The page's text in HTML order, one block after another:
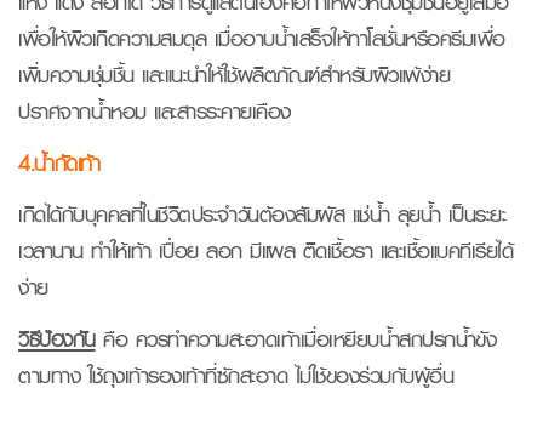
เพื่อให้ผิวเกิดความสมดุล เมื่ออาบน้ำเสร็จให้ทาโลชั่นหรือครีมเพื่อ
เพิ่มความชุ่มชื้น และแนะนำให้ใช้ผลิตภัณฑ์สำหรับผิวแพ้ง่าย
ปราศจากน้ำหอม และสารระคายเคือง
4.น้ำกัดเท้า
เกิดได้กับบุคคลที่ในชีวิตประจำวันต้องสัมผัส แช่น้ำ ลุยน้ำ เป็นระยะ
เวลานาน ทำให้เท้า เปื่อย ลอก มีแผล ติดเชื้อรา และเชื้อแบคทีเรียได้
ง่าย
วิธีป้องกันคือ ควรทำความสะอาดเท้าเมื่อเหยียบน้ำสกปรกน้ำขัง
ตามทาง ใช้ถุงเท้ารองเท้าที่ซักสะอาด ไม่ใช้ของร่วมกับผู้อื่น